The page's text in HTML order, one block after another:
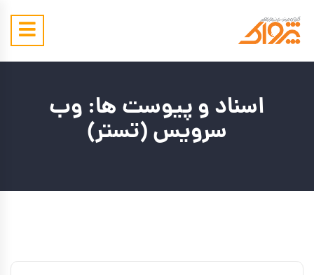
اسناد و پیوست ها: وب
سرویس (تستر)